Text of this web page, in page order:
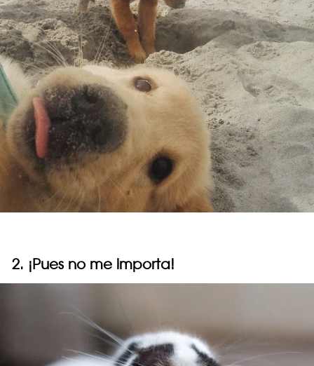
2. ¡Pues no me importa!